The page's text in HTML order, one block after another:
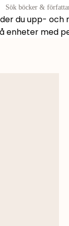
du upp- och
enheter med